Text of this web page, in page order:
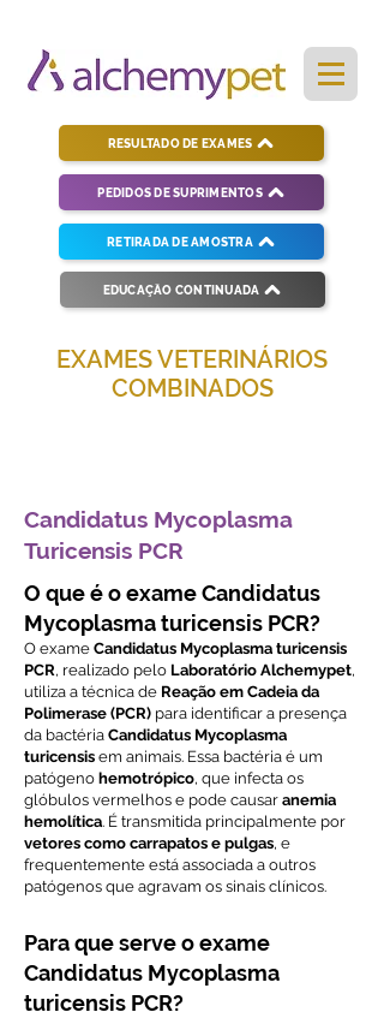
PEDIDOS DE SUPRIMENTOS
RESULTADO DE EXAMES
RETIRADA DE AMOSTRA
EDUCAÇÃO CONTINUADA
EXAMES VETERINÁRIOS
COMBINADOS
Candidatus Mycoplasma
Turicensis PCR
O que é o exame Candidatus
Mycoplasma turicensis PCR?
O exame Candidatus Mycoplasma turicensis
PCR, realizado pelo Laboratório Alchemypet,
utiliza a técnica de Reação em Cadeia da
Polimerase (PCR) para identificar a presença
da bactéria Candidatus Mycoplasma
turicensis em animais. Essa bactéria é um
patógeno hemotrópico, que infecta os
glóbulos vermelhos e pode causar anemia
hemolítica. É transmitida principalmente por
vetores como carrapatos e pulgas, e
frequentemente está associada a outros
patógenos que agravam os sinais clínicos.
Para que serve o exame
Candidatus Mycoplasma
turicensis PCR?